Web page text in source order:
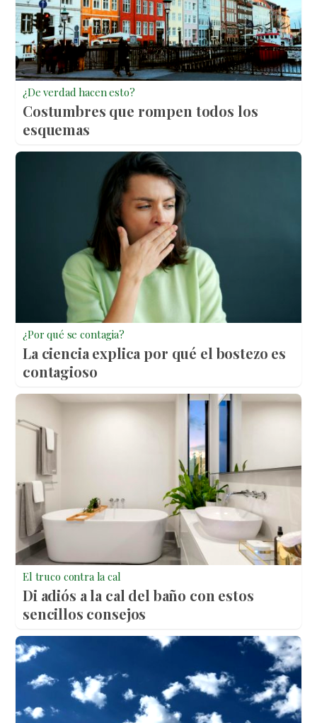
¿De verdad hacen esto?
Costumbres que rompen todos los
esquemas
¿Por qué se contagia?
La ciencia explica por qué el bostezo es
contagioso
El truco contra la cal
Di adiós a la cal del baño con estos
sencillos consejos